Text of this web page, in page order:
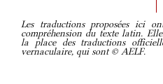
Les traductions proposées ici
compréhension du texte latin.
la place des traductions
vernaculaire, qui sont © AELF.